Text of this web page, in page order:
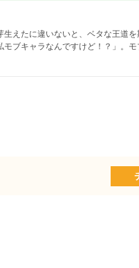
えたに違いないと、ベタな王道
キャラなんですけど！？」。モ